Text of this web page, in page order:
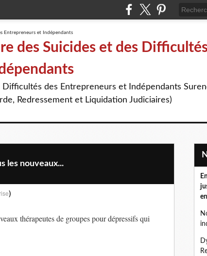
des Suicides et des
des Entrepreneurs et Indépendants
Redressement et Liquidation Judiciaires)
les nouveaux...
thérapeutes de groupes pour dépressifs qui
)